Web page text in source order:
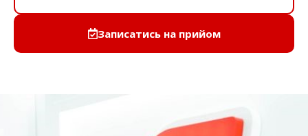
Записатись на прийом